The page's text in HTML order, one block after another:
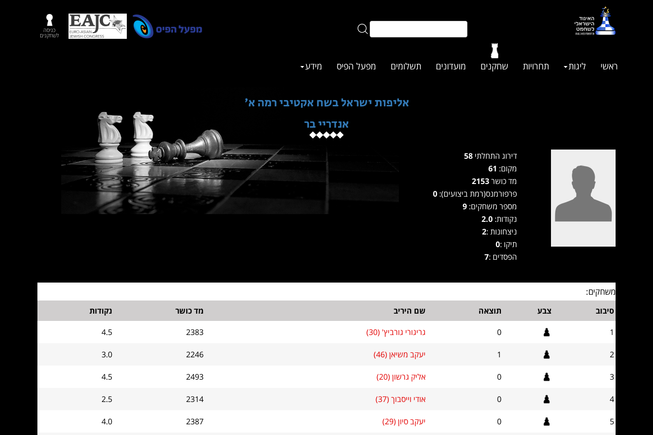
כניסה
לשחקנים
ראשי ליגות תחרויות שחקנים מועדונים תשלומים מפעל הפיס מידע
אליפות ישראל בשח אקטיבי רמה א'
אנדריי בר
דירוג התחלתי 58
מקום:
מד כושר2153
פרפורמנס(רמת ביצועים): 0
מספר משחקים: 9
נקודות:2.0
ניצחונות :2
תיקו :0
הפסדים :7
משחקים:
סיבוב צבע תוצאה שם היריב מד כושר
נקודות
1
0 גריגורי גורביץ' (30) 2383
4.5
2
1 יעקב משיאן (46) 2246
3.0
3
0 אליק גרשון (20) 2493
4.5
4
0 אודי וייסבוך (37) 2314
2.5
5
0 יעקב סיון (29) 2387
4.0